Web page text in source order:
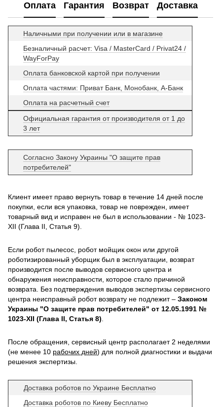
Оплата Гарантия Возврат Доставка
Наличными при получении или в магазине
Безналичный расчет: Visa / MasterCard / Privat24 /
WayForPay
Оплата банковской картой при получении
Оплата частями: Приват Банк, Монобанк, А-Банк
Оплата на расчетный счет
Официальная гарантия от производителя от 1 до
3 лет
Согласно Закону Украины "О защите прав
потребителей"
Клиент имеет право вернуть товар в течение 14 дней после
покупки, если вся упаковка, товар не поврежден, имеет
товарный вид и исправен не был в использовании - № 1023-
XII (Глава II, Статья 9).
Если робот пылесос, робот мойщик окон или другой
роботизированный уборщик был в эксплуатации, возврат
производится после выводов сервисного центра и
обнаружения неисправности, которое стало причиной
возврата. Без подтверждения выводов экспертизы сервисного
центра неисправный робот возврату не подлежит – Законом
Украины "О защите прав потребителей" от 12.05.1991 №
1023-XII (Глава II, Статья 8)
После обращения, сервисный центр располагает 2 неделями
(не менее 10 рабочих дней) для полной диагностики и выдачи
решения экспертизы.
Доставка роботов по Украине Бесплатно
Доставка роботов по Киеву Бесплатно